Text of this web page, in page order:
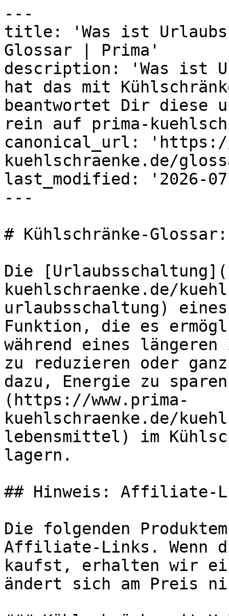
---
title: 'Was ist
Glossar | Prima'
description: 'Was ist
hat das mit
beantwortet Dir diese
rein auf prima-
canonical_url: 'https://
kuehlschraenke.de/
last_modified: '2026-
---
# Kühlschränke-
Die
kuehlschraenke.de/
urlaubsschaltung)
Funktion, die es
während eines längeren
zu reduzieren oder
dazu, Energie zu
(https://www.prima-
kuehlschraenke.de/
lebensmittel) im
lagern.
## Hinweis: Affiliate-
Die folgenden
Affiliate-Links. Wenn
kaufst, erhalten wir
ändert sich am Preis